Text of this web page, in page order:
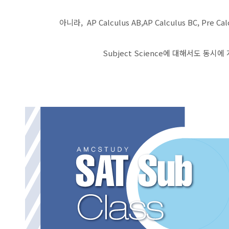
아니라, AP Calculus AB,AP Calculus BC, Pre
Subject Science에 대해서도 동시에